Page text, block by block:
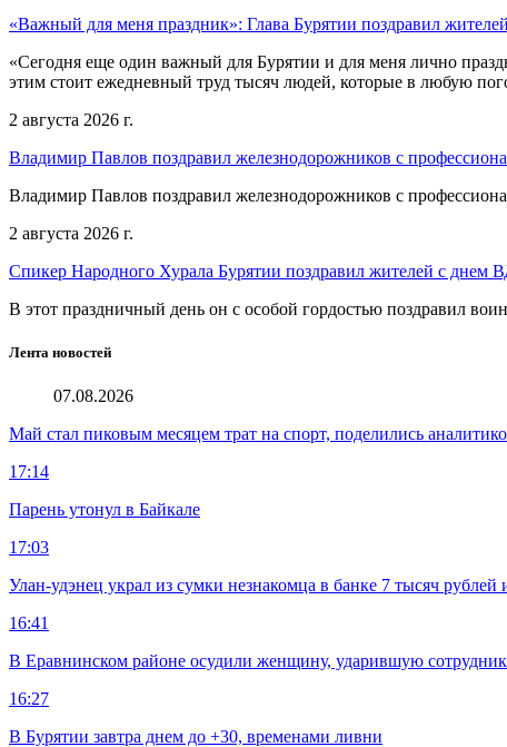
«Важный для меня праздник»: Глава Бурятии поздравил
«Сегодня еще один важный для Бурятии и для меня лично
этим стоит ежедневный труд тысяч людей, которые в любую
2 августа 2026 г.
Владимир Павлов поздравил железнодорожников с
Владимир Павлов поздравил железнодорожников с
2 августа 2026 г.
Спикер Народного Хурала Бурятии поздравил жителей с днем
В этот праздничный день он с особой гордостью поздравил
Лента новостей
07.08.2026
Май стал пиковым месяцем трат на спорт, поделились
17:14
Парень утонул в Байкале
17:03
Улан-удэнец украл из сумки незнакомца в банке 7 тысяч рублей
16:41
В Еравнинском районе осудили женщину, ударившую
16:27
В Бурятии завтра днем до +30, временами ливни